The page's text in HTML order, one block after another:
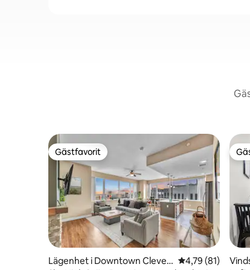
Gästfavorit
Gästfavorit
Lägenhet i Downtown Clevela 4,79 av 5 i
4,79 (81)